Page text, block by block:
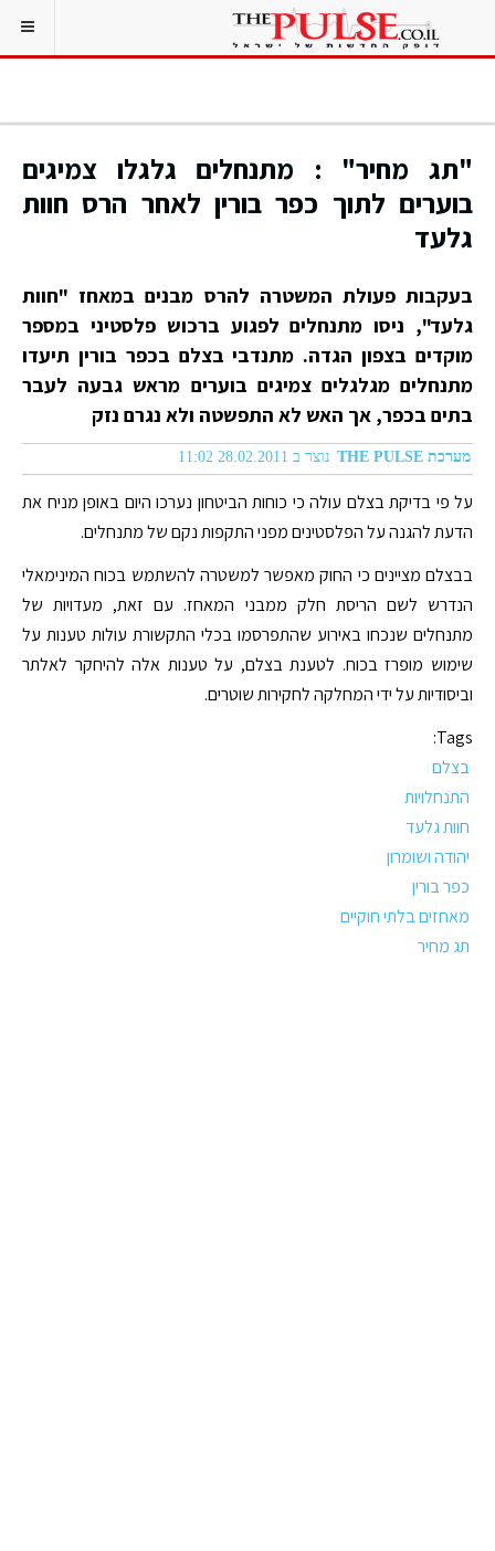
"תג מחיר" : מתנחלים גלגלו צמיגים
בוערים לתוך כפר בורין לאחר הרס חוות
גלעד
בעקבות פעולת המשטרה להרס מבנים במאחז "חוות
גלעד", ניסו מתנחלים לפגוע ברכוש פלסטיני במספר
מוקדים בצפון הגדה. מתנדבי בצלם בכפר בורין תיעדו
מתנחלים מגלגלים צמיגים בוערים מראש גבעה לעבר
בתים בכפר, אך האש לא התפשטה ולא נגרם נזק
מערכת THE PULSE נוצר ב 28.02.2011 11:02
על פי בדיקת בצלם עולה כי כוחות הביטחון נערכו היום באופן מניח את
הדעת להגנה על הפלסטינים מפני התקפות נקם של מתנחלים.
בבצלם מציינים כי החוק מאפשר למשטרה להשתמש בכוח המינימאלי
הנדרש לשם הריסת חלק ממבני המאחז. עם זאת, מעדויות של
מתנחלים שנכחו באירוע שהתפרסמו בכלי התקשורת עולות טענות על
שימוש מופרז בכוח. לטענת בצלם, על טענות אלה להיחקר לאלתר
וביסודיות על ידי המחלקה לחקירות שוטרים.
Tags:
בצלם
התנחלויות
חוות גלעד
יהודה ושומרון
כפר בורין
מאחזים בלתי חוקיים
תג מחיר